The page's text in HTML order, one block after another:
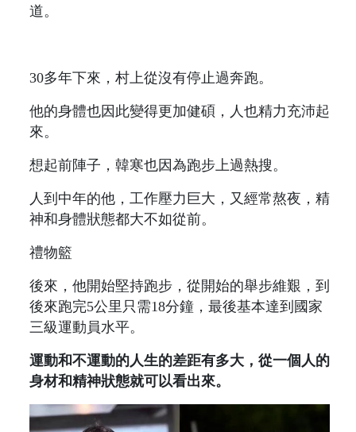
道。
30多年下來，村上從沒有停止過奔跑。
他的身體也因此變得更加健碩，人也精力充沛起
來。
想起前陣子，韓寒也因為跑步上過熱搜。
人到中年的他，工作壓力巨大，又經常熬夜，精
神和身體狀態都大不如從前。
禮物籃
後來，他開始堅持跑步，從開始的舉步維艱，到
後來跑完5公里只需18分鐘，最後基本達到國家
三級運動員水平。
運動和不運動的人生的差距有多大，從一個人的
身材和精神狀態就可以看出來。